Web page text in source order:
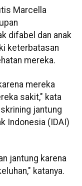
Marcella
difabel dan anak
keterbatasan
mereka.
mereka
sakit," kata
jantung
Indonesia (IDAI)
jantung karena
katanya.